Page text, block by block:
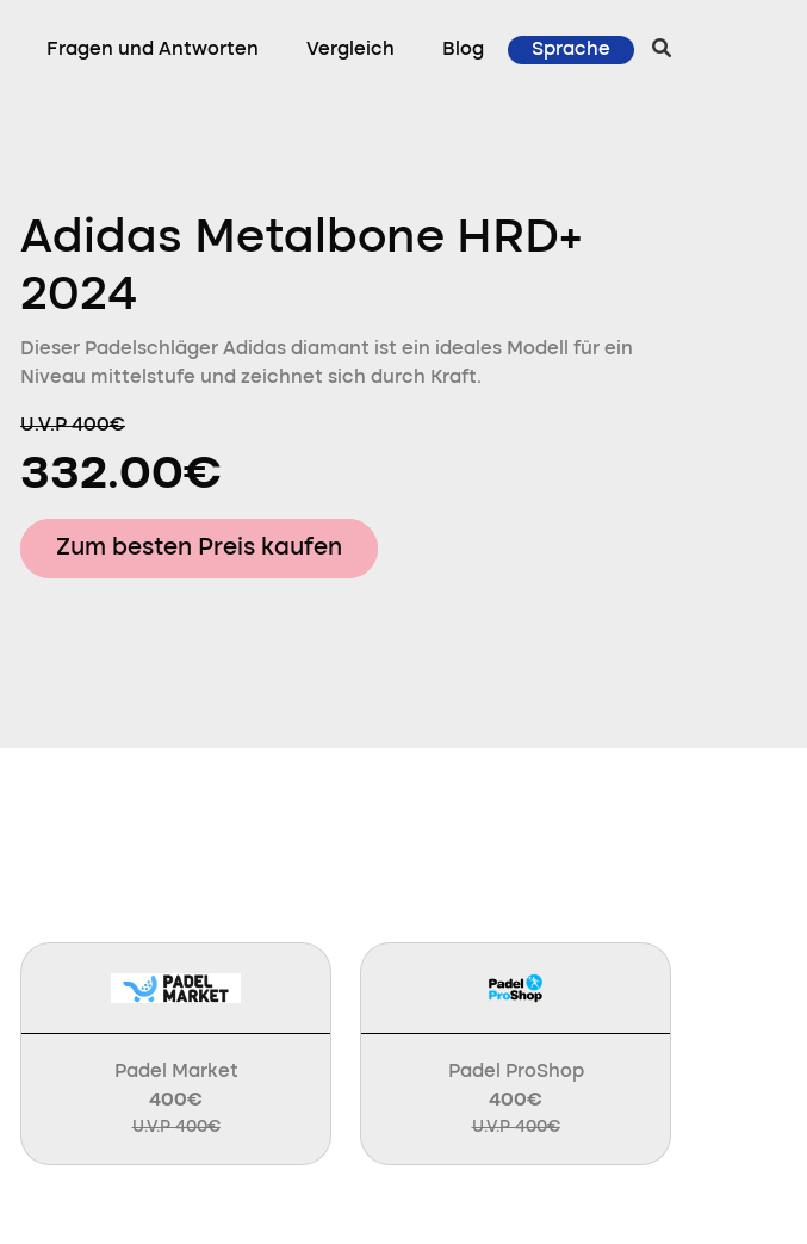
Fragen und Antworten Vergleich Blog Sprache
Adidas Metalbone HRD+
2024
Dieser Padelschläger Adidas diamant ist ein ideales Modell für ein
Niveau mittelstufe und zeichnet sich durch Kraft.
U.V.P 400€
332.00€
Zum besten Preis kaufen
Padel Market
400€
U.V.P 400€
Padel ProShop
400€
U.V.P 400€